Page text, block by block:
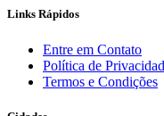
Links Rápidos
Entre em Contato
Política de
Termos e Condições